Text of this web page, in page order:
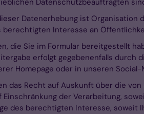
Datenschutzbeauftragten
Datenerhebung ist Organisation
berechtigten Interesse an
die Sie im Formular bereitgestellt
erfolgt gegebenenfalls durch
Homepage oder in unseren Social-
das Recht auf Auskunft über die
Einschränkung der Verarbeitung,
des berechtigten Interesse, soweit